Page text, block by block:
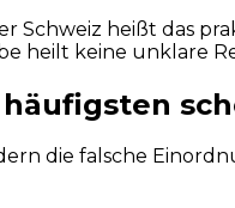
Schweiz heißt das
heilt keine
die falsche